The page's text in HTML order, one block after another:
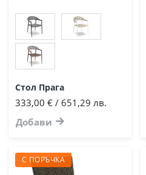
Стол Прага
333,00 € / 651,29 лв.
Добави
С ПОРЪЧКА